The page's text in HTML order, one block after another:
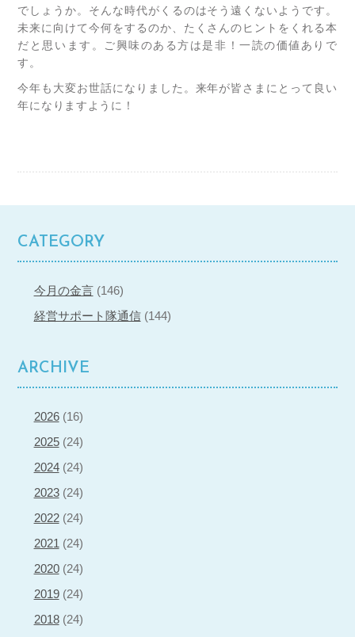
でしょうか。そんな時代がくるのはそう遠くないようです。
未来に向けて今何をするのか、たくさんのヒントをくれる本
だと思います。ご興味のある方は是非！一読の価値ありで
す。
今年も大変お世話になりました。来年が皆さまにとって良い
年になりますように！
CATEGORY
今月の金言(146)
経営サポート隊通信(144)
ARCHIVE
2026(16)
2025(24)
2024(24)
2023(24)
2022(24)
2021 (24)
2020(24)
2019(24)
2018(24)